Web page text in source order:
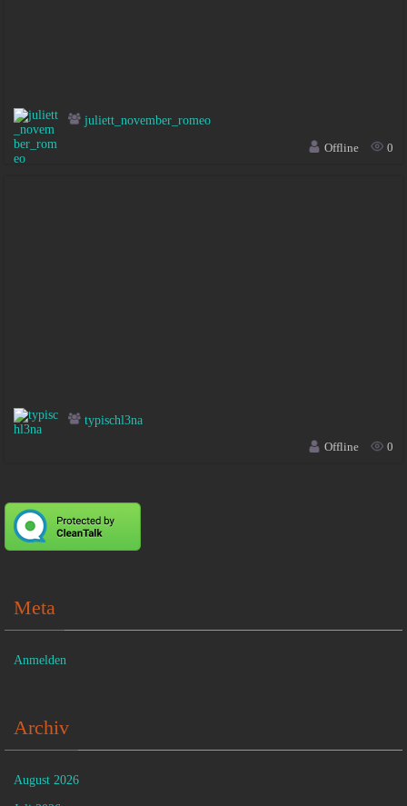
juliett_november_romeo
Offline
0
typischl3na
Offline
0
Meta
Anmelden
Archiv
August 2026